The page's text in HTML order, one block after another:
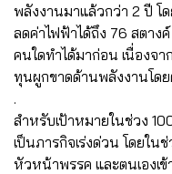
พลังงานมาแล้วกว่า 2 ปี โ
ลดค่าไฟฟ้าได้ถึง 76 สตาง
คนใดทำได้มาก่อน เนื่องจ
ทุนผูกขาดด้านพลังงานโดย
.
สำหรับเป้าหมายในช่วง
เป็นภารกิจเร่งด่วน โดยใ
หัวหน้าพรรค และตนเองเ